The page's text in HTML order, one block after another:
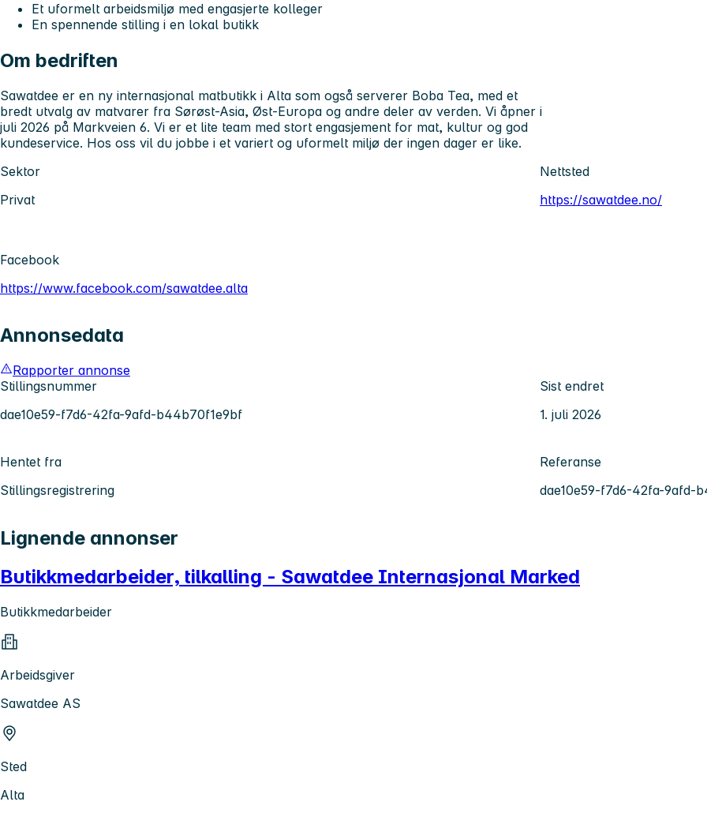
Et uformelt arbeidsmiljø med engasjerte kolleger
En spennende stilling i en lokal butikk
Om bedriften
Sawatdee er en ny internasjonal matbutikk i Alta som også serverer Boba Tea, med et
bredt utvalg av matvarer fra Sørøst-Asia, Øst-Europa og andre deler av verden. Vi åpner i
juli 2026 på Markveien 6. Vi er et lite team med stort engasjement for mat, kultur og god
kundeservice. Hos oss vil du jobbe i et variert og uformelt miljø der ingen dager er like.
Sektor
Privat
Nettsted
https://sawatdee.no/
Facebook
https://www.facebook.com/sawatdee.alta
Annonsedata
Rapporter annonse
Stillingsnummer
dae10e59-f7d6-42fa-9afd-b44b70f1e9bf
Sist endret
1. juli 2026
Hentet fra
Stillingsregistrering
Referanse
dae10e59-f7d6-42fa-9afd-
Lignende annonser
Butikkmedarbeider, tilkalling - Sawatdee Internasjonal Marked
Butikkmedarbeider
Arbeidsgiver
Sawatdee AS
Sted
Alta